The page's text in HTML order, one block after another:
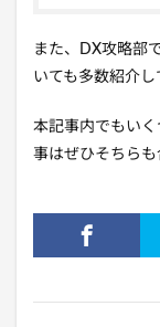
また、DX攻略部
いても多数紹介し
本記事内でもい
事はぜひそちらも